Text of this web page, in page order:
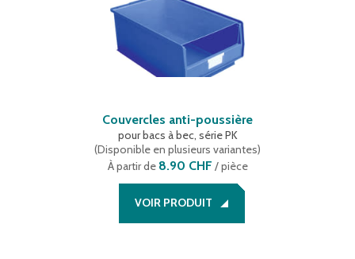
Couvercles anti-poussière
pour bacs à bec, série PK
(Disponible en plusieurs variantes)
À partir de 8.90 CHF / pièce
VOIR PRODUIT